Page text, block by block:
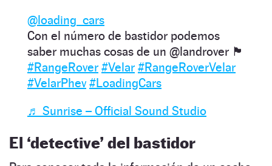
@loading_cars
Con el número de bastidor podemos
saber muchas cosas de un @landrover 🏴󠁧󠁢󠁥󠁮󠁧󠁿
#RangeRover #Velar #RangeRoverVelar
#VelarPhev #LoadingCars
♬ Sunrise – Official Sound Studio
El ‘detective’ del bastidor